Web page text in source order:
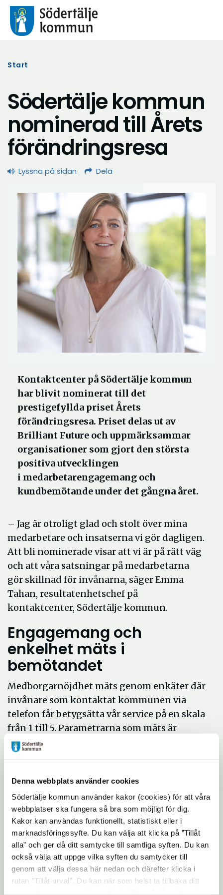
Denna webbplats använder cookies
Södertälje kommun använder kakor (cookies) för att våra
webbplatser ska fungera så bra som möjligt för dig.
Kakor kan användas funktionellt, statistiskt eller i
marknadsföringssyfte. Du kan välja att klicka på ”Tillåt
alla” och ger då ditt samtycke till samtliga syften. Du kan
också välja att uppge vilka syften du samtycker till
genom att välja dessa här nedan och därefter klicka i
rutan ”Tillåt urval”. Du kan när som helst ta tillbaka ditt
Start
Södertälje kommun
nominerad till Årets
förändringsresa
Lyssna på sidan Dela
Kontaktcenter på Södertälje kommun
har blivit nominerat till det
prestigefyllda priset Årets
förändringsresa. Priset delas ut av
Brilliant Future och uppmärksammar
organisationer som gjort den största
positiva utvecklingen
i medarbetarengagemang och
kundbemötande under det gångna året.
– Jag är otroligt glad och stolt över mina
medarbetare och insatserna vi gör dagligen.
Att bli nominerade visar att vi är på rätt väg
och att våra satsningar på medarbetarna
gör skillnad för invånarna, säger Emma
Tahan, resultatenhetschef på
kontaktcenter, Södertälje kommun.
Engagemang och
enkelhet mäts i
bemötandet
Medborgarnöjdhet mäts genom enkäter där
invånare som kontaktat kommunen via
telefon får betygsätta vår service på en skala
från 1 till 5. Parametrarna som mäts är
engagemang, enkelhet, generell nöjdhet,
kunskap, svarstid och uppklarning.
identifiera förbättringsområden.
Sedan hösten 2023 har kontaktcenter
jobbat aktivt med dessa fem fokusområden
för att förbättra medborgarnas upplevelse.
Till exempel har man jobbat med
coachningssamtal, medlyssning och
peptalk för att höja kvalitén på
bemötandet, vilket har lett till förbättringar